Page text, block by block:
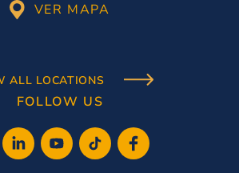
VER MAPA
ALL LOCATIONS
FOLLOW US